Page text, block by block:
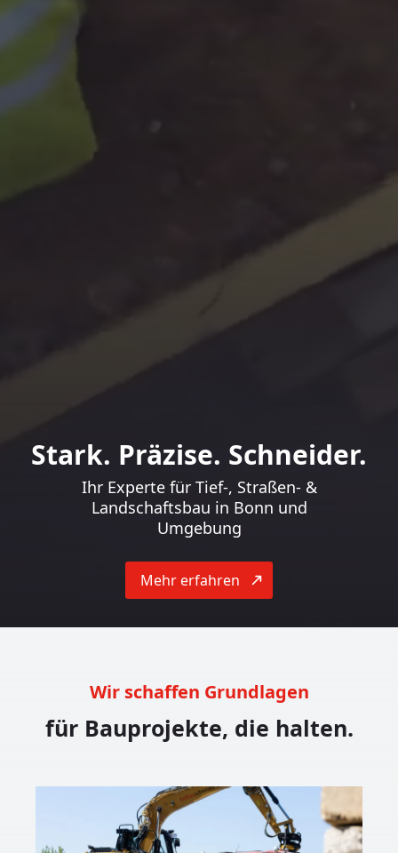
Stark. Präzise. Schneider.
Ihr Experte für Tief-, Straßen- &
Landschaftsbau in Bonn und
Umgebung
Mehr erfahren
Wir schaffen Grundlagen
für Bauprojekte, die halten.